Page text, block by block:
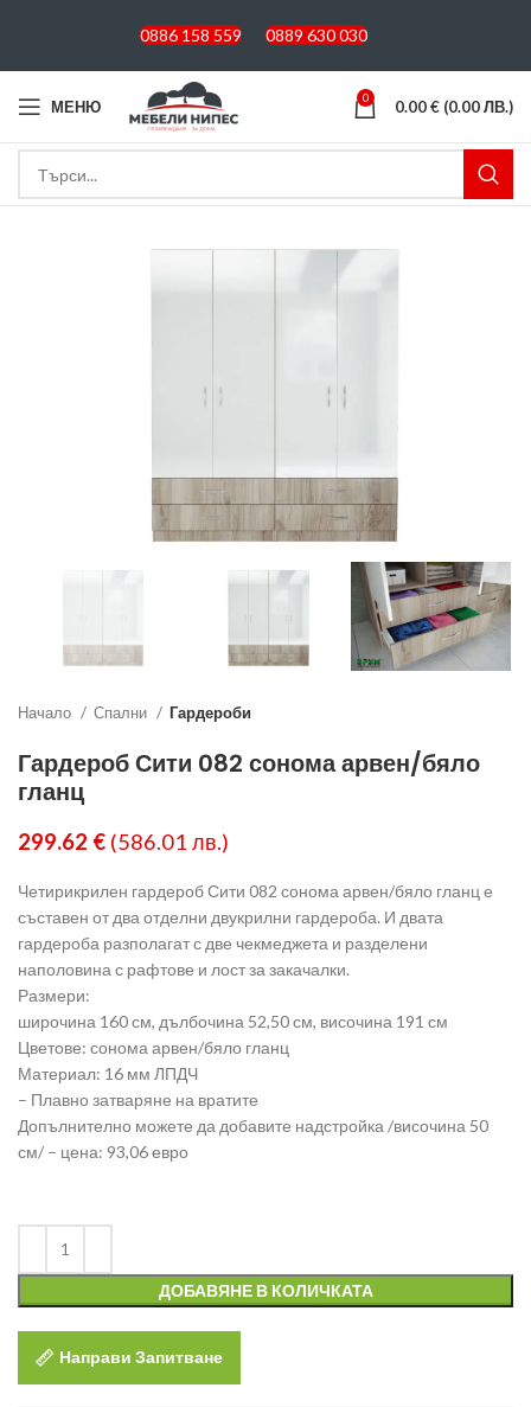
0886 158 559 0889 630 030
МЕНЮ 0 0.00€ (0.00 ЛВ.)
Начало Спални Гардероби
Гардероб Сити 082 сонома арвен/бяло
гланц
299.62 € (586.01 лв.)
Четирикрилен гардероб Сити 082 сонома арвен/бяло гланц е
съставен от два отделни двукрилни гардероба. И двата
гардероба разполагат с две чекмеджета и разделени
наполовина с рафтове и лост за закачалки.
Размери:
широчина 160 см, дълбочина 52,50 см, височина 191 см
Цветове: сонома арвен/бяло гланц
Материал: 16 мм ЛПДЧ
– Плавно затваряне на вратите
Допълнително можете да добавите надстройка /височина 50
см/ – цена: 93,06 евро
ДОБАВЯНЕ В КОЛИЧКАТА
Направи Запитване